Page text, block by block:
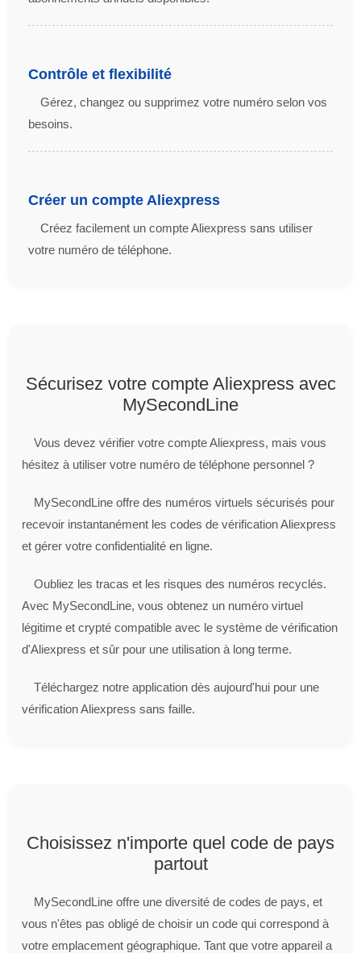
Contrôle et flexibilité
Gérez, changez ou supprimez votre numéro selon vos
besoins.
Créer un compte Aliexpress
Créez facilement un compte Aliexpress sans utiliser
votre numéro de téléphone.
Sécurisez votre compte Aliexpress avec
MySecondLine
Vous devez vérifier votre compte Aliexpress, mais vous
hésitez à utiliser votre numéro de téléphone personnel ?
MySecondLine offre des numéros virtuels sécurisés pour
recevoir instantanément les codes de vérification Aliexpress
et gérer votre confidentialité en ligne.
Oubliez les tracas et les risques des numéros recyclés.
Avec MySecondLine, vous obtenez un numéro virtuel
légitime et crypté compatible avec le système de vérification
d'Aliexpress et sûr pour une utilisation à long terme.
Téléchargez notre application dès aujourd'hui pour une
vérification Aliexpress sans faille.
Choisissez n'importe quel code de pays
partout
MySecondLine offre une diversité de codes de pays, et
vous n'êtes pas obligé de choisir un code qui correspond à
votre emplacement géographique. Tant que votre appareil a